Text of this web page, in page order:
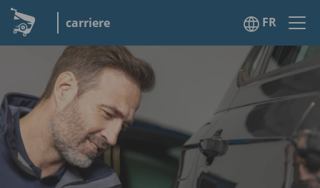
carriere FR